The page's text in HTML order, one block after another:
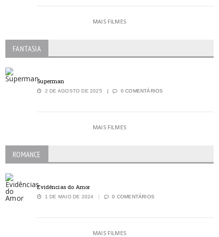
MAIS FILMES
FANTASIA
Superman
2 DE AGOSTO DE 2025 0 COMENTÁRIOS
MAIS FILMES
ROMANCE
Evidências do Amor
1 DE MAIO DE 2024 0 COMENTÁRIOS
MAIS FILMES